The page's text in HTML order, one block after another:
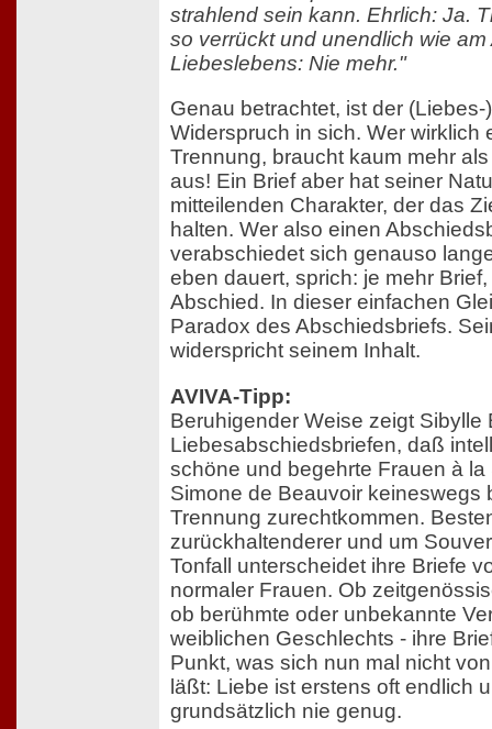
strahlend sein kann. Ehrlich: Ja.
so verrückt und unendlich wie
Liebeslebens: Nie mehr."
Genau betrachtet, ist der
Widerspruch in sich. Wer wirklich
Trennung, braucht kaum mehr
aus! Ein Brief aber hat seiner
mitteilenden Charakter, der das
halten. Wer also einen
verabschiedet sich genauso
eben dauert, sprich: je mehr
Abschied. In dieser einfachen
Paradox des Abschiedsbriefs.
widerspricht seinem Inhalt.
AVIVA-Tipp:
Beruhigender Weise zeigt Sibylle
Liebesabschiedsbriefen, daß
schöne und begehrte Frauen à
Simone de Beauvoir keineswegs
Trennung zurechtkommen.
zurückhaltenderer und um
Tonfall unterscheidet ihre Briefe
normaler Frauen. Ob
ob berühmte oder unbekannte
weiblichen Geschlechts - ihre
Punkt, was sich nun mal nicht
läßt: Liebe ist erstens oft endlich
grundsätzlich nie genug.